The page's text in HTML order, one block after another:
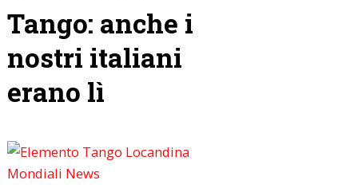
Tango: anche i
nostri italiani
erano lì